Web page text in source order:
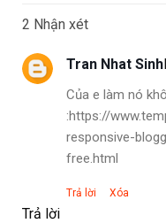
2 Nhận xét
Tran Nhat Sinh
Của e làm nó
:https://
responsive-
free.html
Trả lời Xóa
Trả lời